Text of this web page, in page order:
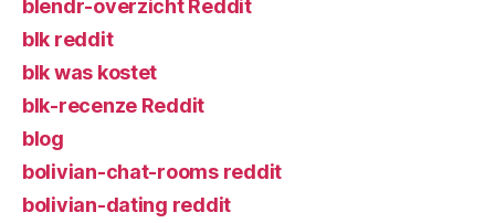
blendr-overzicht Reddit
blk reddit
blk was kostet
blk-recenze Reddit
blog
bolivian-chat-rooms reddit
bolivian-dating reddit